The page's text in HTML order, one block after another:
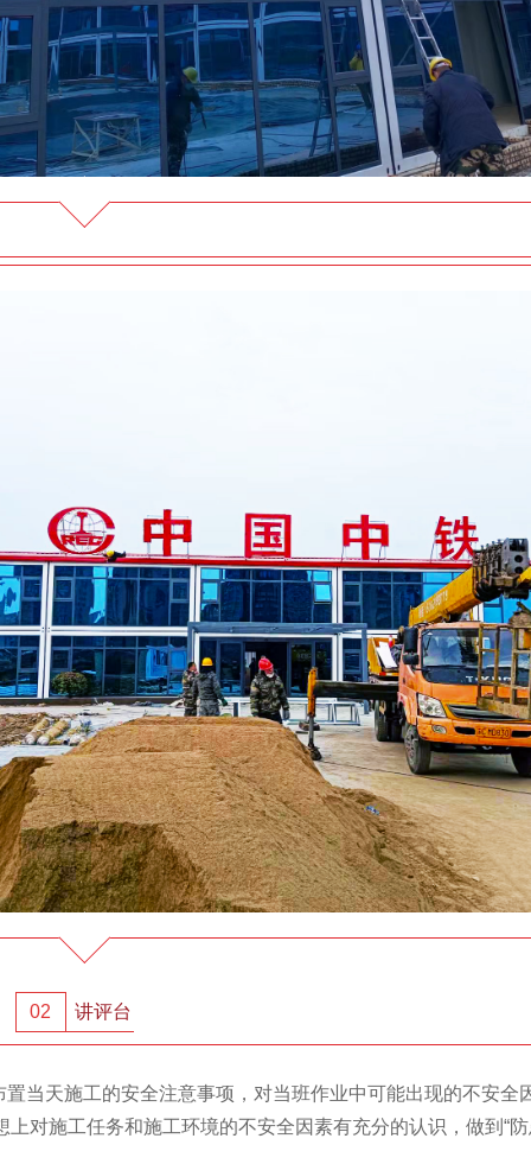
02 讲评台
天施工的安全注意事项，对当班作业中可能出现的不安全
对施工任务和施工环境的不安全因素有充分的认识，做到“防